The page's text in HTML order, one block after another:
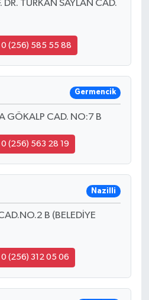
DR. TÜRKAN SAYLAN CAD.
0 (256) 585 55 88
Germencik
GÖKALP CAD. NO:7 B
0 (256) 563 28 19
Nazilli
B (BELEDİYE
0 (256) 312 05 06